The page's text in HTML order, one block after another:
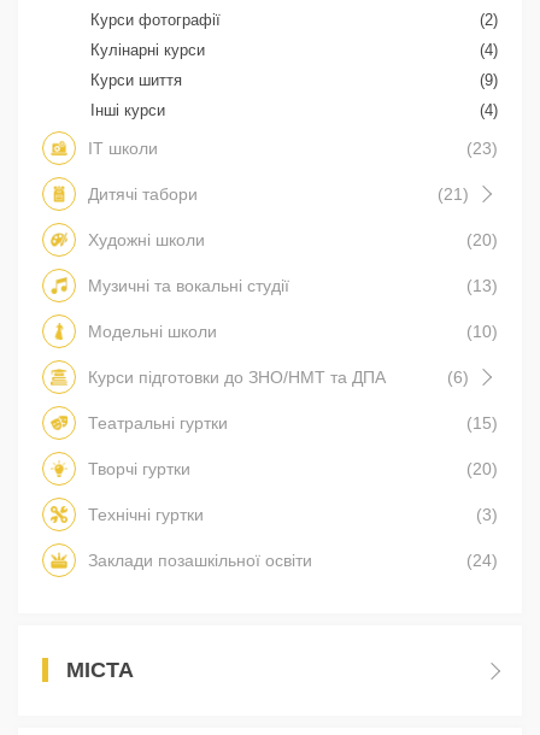
Курси фотографії
(2)
Кулінарні курси
(4)
Курси шиття
(9)
Інші курси
(4)
IT школи (23)
Дитячі табори (21)
Художні школи (20)
Музичні та вокальні студії (13)
Модельні школи (10)
Курси підготовки до ЗНО/НМТ та ДПА (6)
Театральні гуртки (15)
Творчі гуртки (20)
Технічні гуртки (3)
Заклади позашкільної освіти (24)
МІСТА